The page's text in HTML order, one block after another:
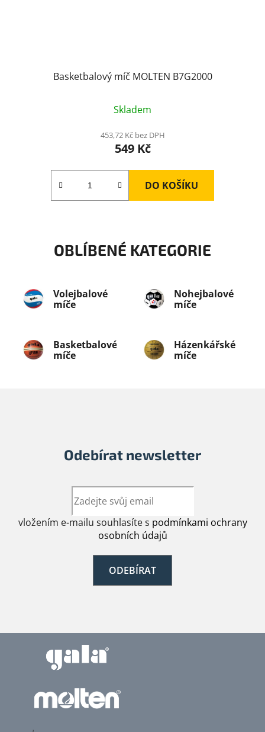
Basketbalový míč MOLTEN B7G2000
Skladem
453,72 Kč bez DPH
549 Kč
DO KOŠÍKU
OBLÍBENÉ KATEGORIE
Volejbalové
míče
Nohejbalové
míče
Basketbalové
míče
Házenkářské
míče
Odebírat newsletter
vložením e-mailu souhlasíte s podmínkami ochrany
osobních údajů
ODEBÍRAT